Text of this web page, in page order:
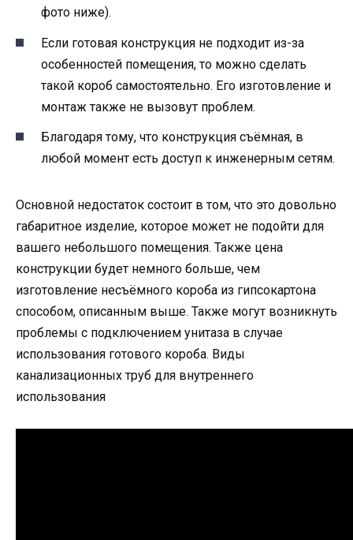
фото ниже).
Если готовая конструкция не подходит из-за
особенностей помещения, то можно сделать
такой короб самостоятельно. Его изготовление и
монтаж также не вызовут проблем.
Благодаря тому, что конструкция съёмная, в
любой момент есть доступ к инженерным сетям.
Основной недостаток состоит в том, что это довольно
габаритное изделие, которое может не подойти для
вашего небольшого помещения. Также цена
конструкции будет немного больше, чем
изготовление несъёмного короба из гипсокартона
способом, описанным выше. Также могут возникнуть
проблемы с подключением унитаза в случае
использования готового короба. Виды
канализационных труб для внутреннего
использования